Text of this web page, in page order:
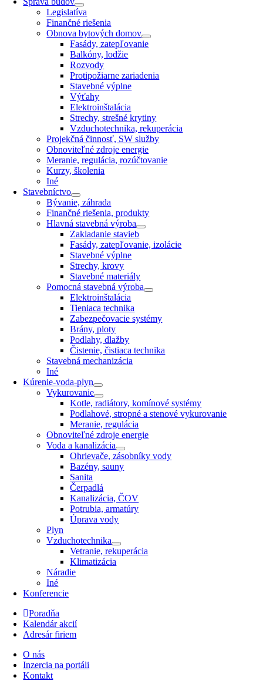
Legislatíva
Finančné riešenia
Obnova bytových domov
Fasády, zatepľovanie
Balkóny, lodžie
Rozvody
Protipožiarne zariadenia
Stavebné výplne
Výťahy
Elektroinštalácia
Strechy, strešné krytiny
Vzduchotechnika, rekuperácia
Projekčná činnosť, SW služby
Obnoviteľné zdroje energie
Meranie, regulácia, rozúčtovanie
Kurzy, školenia
Iné
Stavebníctvo
Bývanie, záhrada
Finančné riešenia, produkty
Hlavná stavebná výroba
Zakladanie stavieb
Fasády, zatepľovanie, izolácie
Stavebné výplne
Strechy, krovy
Stavebné materiály
Pomocná stavebná výroba
Elektroinštalácia
Tieniaca technika
Zabezpečovacie systémy
Brány, ploty
Podlahy, dlažby
Čistenie, čistiaca technika
Stavebná mechanizácia
Iné
Kúrenie-voda-plyn
Vykurovanie
Kotle, radiátory, komínové systémy
Podlahové, stropné a stenové vykurovanie
Meranie, regulácia
Obnoviteľné zdroje energie
Voda a kanalizácia
Ohrievače, zásobníky vody
Bazény, sauny
Sanita
Čerpadlá
Kanalizácia, ČOV
Potrubia, armatúry
Úprava vody
Plyn
Vzduchotechnika
Vetranie, rekuperácia
Klimatizácia
Náradie
Iné
Konferencie
Poradňa
Kalendár akcií
Adresár firiem
O nás
Inzercia na portáli
Kontakt